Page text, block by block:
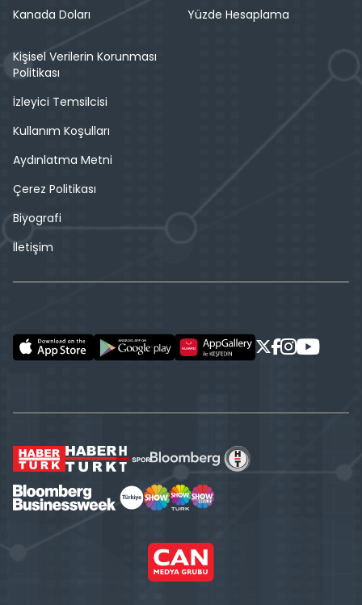
Kanada Doları
Yüzde Hesaplama
Kişisel Verilerin Korunması
Politikası
İzleyici Temsilcisi
Kullanım Koşulları
Aydınlatma Metni
Çerez Politikası
Biyografi
İletişim